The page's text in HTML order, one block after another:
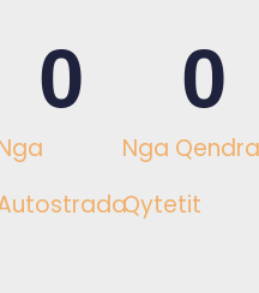
0
Nga
Qytetit
0